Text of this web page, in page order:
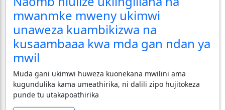
mwanmke mweny ukimwi
unaweza kuambikizwa na
kusaambaaa kwa mda gan ndan ya
mwil
Muda gani ukimwi huweza kuonekana mwilini ama
kugundulika kama umeathirika, ni dalili zipo hujitokeza
punde tu utakapoathirika